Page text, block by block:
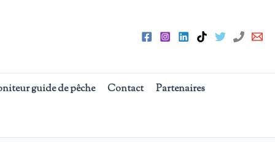
guide de pêche Contact Partenaires